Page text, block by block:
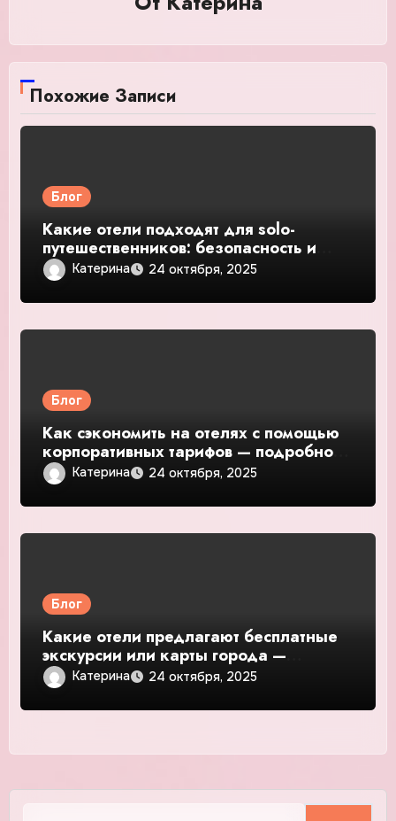
Похожие Записи
Блог
Какие отели подходят для solo-
путешественников: безопасность и
общение — подробное руководство и
обзор
Катерина 24 октября, 2025
Блог
Как сэкономить на отелях с помощью
корпоративных тарифов — подробное
руководство и обзор
Катерина 24 октября, 2025
Блог
Какие отели предлагают бесплатные
экскурсии или карты города —
подробное руководство и обзор
Катерина 24 октября, 2025